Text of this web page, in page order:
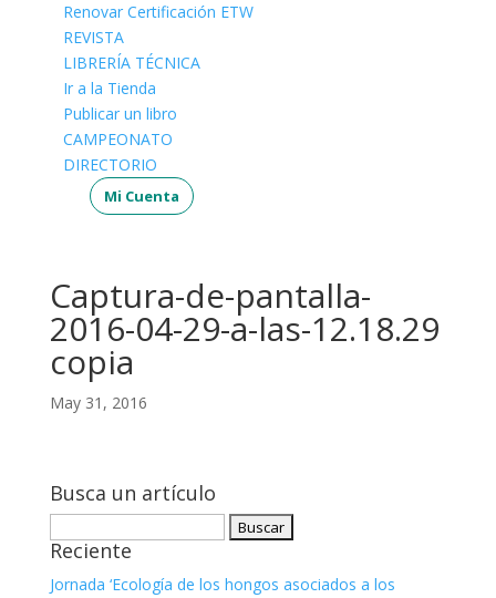
Renovar Certificación ETW
REVISTA
LIBRERÍA TÉCNICA
Ir a la Tienda
Publicar un libro
CAMPEONATO
DIRECTORIO
Mi Cuenta
Captura-de-pantalla-
2016-04-29-a-las-12.18.29
copia
May 31, 2016
Busca un artículo
Reciente
Jornada ‘Ecología de los hongos asociados a los